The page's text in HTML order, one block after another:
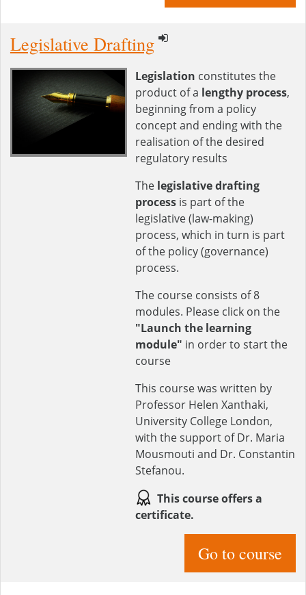
Legislative Drafting
Legislation constitutes the
product of a lengthy process,
beginning from a policy
concept and ending with the
realisation of the desired
regulatory results
The legislative drafting
process is part of the
legislative (law-making)
process, which in turn is part
of the policy (governance)
process.
The course consists of 8
modules. Please click on the
"Launch the learning
module" in order to start the
course
This course was written by
Professor Helen Xanthaki,
University College London,
with the support of Dr. Maria
Mousmouti and Dr. Constantin
Stefanou.
This course offers a
certificate.
Go to course